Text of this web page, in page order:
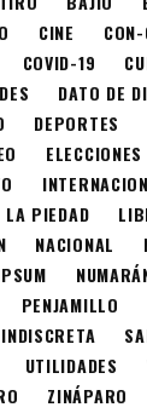
CINE
COVID-19
DATO DE
DEPORTES
LA PIEDAD
NACIONAL
PENJAMILLO
UTILIDADES
ZINÁPARO